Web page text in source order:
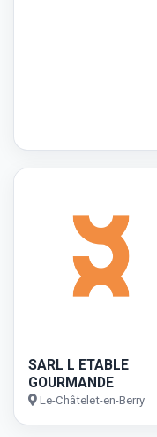
SARL L ETABLE
GOURMANDE
Le-Châtelet-en-Berry